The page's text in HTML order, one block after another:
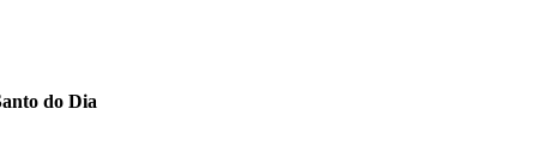
do Dia